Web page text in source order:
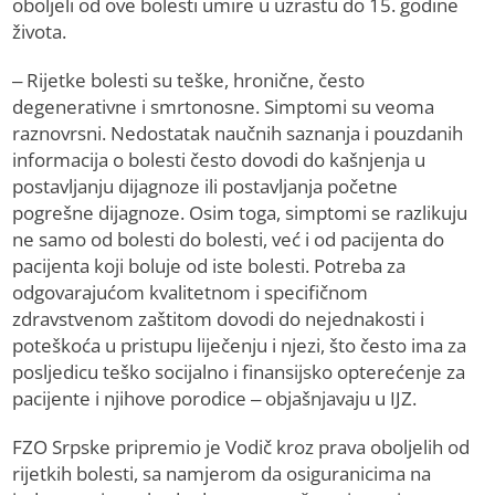
oboljeli od ove bolesti umire u uzrastu do 15. godine
života.
– Rijetke bolesti su teške, hronične, često
degenerativne i smrtonosne. Simptomi su veoma
raznovrsni. Nedostatak naučnih saznanja i pouzdanih
informacija o bolesti često dovodi do kašnjenja u
postavljanju dijagnoze ili postavljanja početne
pogrešne dijagnoze. Osim toga, simptomi se razlikuju
ne samo od bolesti do bolesti, već i od pacijenta do
pacijenta koji boluje od iste bolesti. Potreba za
odgovarajućom kvalitetnom i specifičnom
zdravstvenom zaštitom dovodi do nejednakosti i
poteškoća u pristupu liječenju i njezi, što često ima za
posljedicu teško socijalno i finansijsko opterećenje za
pacijente i njihove porodice – objašnjavaju u IJZ.
FZO Srpske pripremio je Vodič kroz prava oboljelih od
rijetkih bolesti, sa namjerom da osiguranicima na